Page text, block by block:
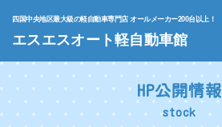
四国中央地区最大級の軽自動車専門店 オールメーカー200台以上！
エスエスオート軽自動車館
HP公開情報
stock